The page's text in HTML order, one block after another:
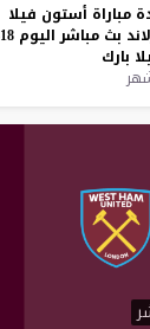
مباراة أستون فيلا
بث مباشر اليوم 18-4-2026
بارك